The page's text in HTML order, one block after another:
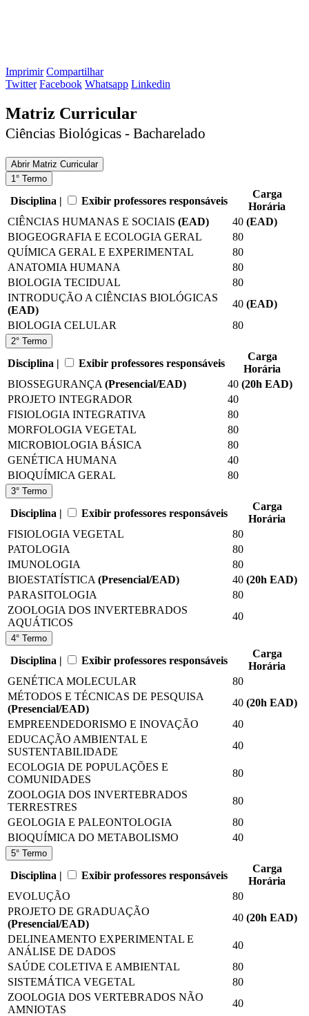
Imprimir Compartilhar
Twitter Facebook Whatsapp Linkedin
Matriz Curricular
Ciências Biológicas - Bacharelado
AbrirMatriz Curricular
1° Termo
Disciplina | Exibir professores responsáveis
Carga
Horária
CIÊNCIAS HUMANAS E SOCIAIS (EAD) 40 (EAD)
BIOGEOGRAFIA E ECOLOGIA GERAL
80
QUÍMICA GERAL E EXPERIMENTAL
80
ANATOMIA HUMANA
80
BIOLOGIA TECIDUAL
80
INTRODUÇÃO A CIÊNCIAS BIOLÓGICAS
(EAD)
40 (EAD)
BIOLOGIA CELULAR
80
2° Termo
Disciplina | Exibir professores responsáveis
Carga
Horária
BIOSSEGURANÇA (Presencial/EAD) 40 (20h EAD)
PROJETO INTEGRADOR
40
FISIOLOGIA INTEGRATIVA
80
MORFOLOGIA VEGETAL
80
MICROBIOLOGIA BÁSICA
80
GENÉTICA HUMANA
40
BIOQUÍMICA GERAL
80
3° Termo
Disciplina | Exibir professores responsáveis
Carga
Horária
FISIOLOGIA VEGETAL
80
PATOLOGIA
80
IMUNOLOGIA
80
BIOESTATÍSTICA (Presencial/EAD) 40 (20h EAD)
PARASITOLOGIA
80
ZOOLOGIA DOS INVERTEBRADOS
AQUÁTICOS
40
4° Termo
Disciplina | Exibir professores responsáveis
Carga
Horária
GENÉTICA MOLECULAR
80
MÉTODOS E TÉCNICAS DE PESQUISA
(Presencial/EAD)
40 (20h EAD)
EMPREENDEDORISMO E INOVAÇÃO
40
EDUCAÇÃO AMBIENTAL E
SUSTENTABILIDADE
40
ECOLOGIA DE POPULAÇÕES E
COMUNIDADES
80
ZOOLOGIA DOS INVERTEBRADOS
TERRESTRES
80
GEOLOGIA E PALEONTOLOGIA
80
BIOQUÍMICA DO METABOLISMO
40
5° Termo
Disciplina | Exibir professores responsáveis
Carga
Horária
EVOLUÇÃO
80
PROJETO DE GRADUAÇÃO
(Presencial/EAD)
40 (20h EAD)
DELINEAMENTO EXPERIMENTAL E
ANÁLISE DE DADOS
40
SAÚDE COLETIVA E AMBIENTAL
80
SISTEMÁTICA VEGETAL
80
ZOOLOGIA DOS VERTEBRADOS NÃO
AMNIOTAS
40